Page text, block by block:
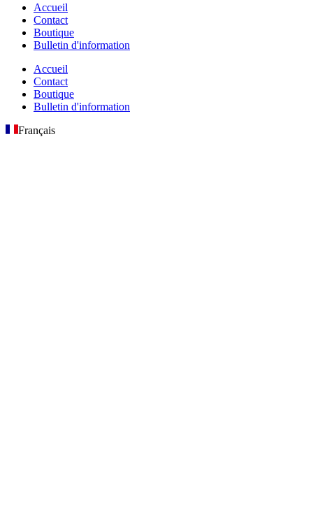
Accueil
Contact
Boutique
Bulletin d'information
Accueil
Contact
Boutique
Bulletin d'information
Français